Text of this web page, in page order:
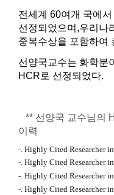
전세계 60여개 국에
선정되었으며,우리나
중복수상을 포함하여
선양국교수는 화학분
HCR로 선정되었다.
** 선양국 교수님의
이력
-. Highly Cited Researcher
-. Highly Cited Researcher
-. Highly Cited Researcher
-. Highly Cited Researcher